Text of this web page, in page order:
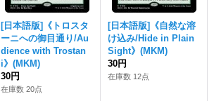
[日本語版]《トロスタ
ーニへの御目通り/Au
dience with Trostan
i》(MKM)
30円
在庫数 20点
[日本語版]《自然な溶
け込み/Hide in Plain
Sight》(MKM)
30円
在庫数 12点